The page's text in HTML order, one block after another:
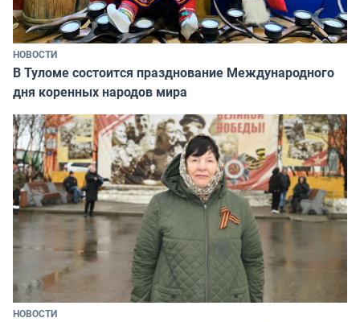
НОВОСТИ
В Туломе состоится празднование Международного
дня коренных народов мира
НОВОСТИ